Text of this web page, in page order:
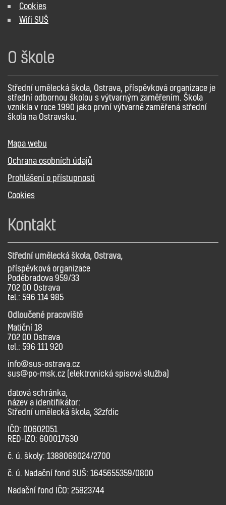
Cookies
Wifi SUŠ
O škole
Střední umělecká škola, Ostrava, příspěvková organizace je
střední odbornou školou s výtvarným zaměřením. Škola
vznikla v roce 1990 jako první výtvarně zaměřená střední
škola na Ostravsku.
Mapa webu
Ochrana osobních údajů
Prohlášení o přístupnosti
Cookies
Kontakt
Střední umělecká škola, Ostrava,
příspěvková organizace
Poděbradova 959/33
702 00 Ostrava
tel.: 596 114 985
Odloučené pracoviště
Matiční 18
702 00 Ostrava
tel.: 596 111 920
info@sus-ostrava.cz
sus@po-msk.cz (elektronická spisová služba)
datová schránka,
název a identifikátor:
Střední umělecká škola, 32zfdic
IČO: 00602051
RED-IZO: 600017630
č. ú. školy: 1388069024/2700
č. ú. Nadační fond SUŠ: 1645655359/0800
Nadační fond IČO: 25823744